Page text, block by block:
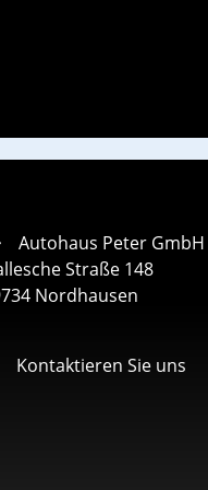
Autohaus Peter GmbH
Straße 148
Nordhausen
Kontaktieren Sie uns